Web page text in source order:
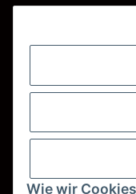
Wie wir
Wir versenden mit
Spedition BTG